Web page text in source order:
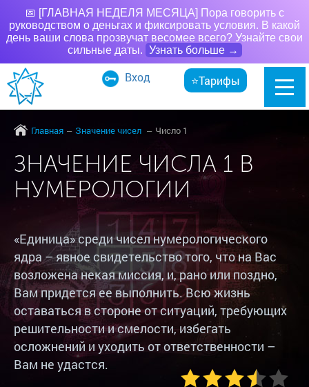
📅 [ГЛАВНАЯ НЕДЕЛЯ МЕСЯЦА] Пора говорить с
руководством о деньгах и фиксировать условия. В какой
день ваши слова прозвучат весомее всего? Узнайте свои
сильные даты. Узнать больше →
Вход ⭐Тарифы
Главная Значение чисел Число 1
ЗНАЧЕНИЕ ЧИСЛА 1 В
НУМЕРОЛОГИИ
«Единица» среди чисел нумерологического
ядра – явное свидетельство того, что на Вас
возложена некая миссия, и, рано или поздно,
Вам придется ее выполнить. Всю жизнь
оставаться в стороне от ситуаций, требующих
решительности и смелости, избегать
осложнений и уходить от ответственности –
Вам не удастся.